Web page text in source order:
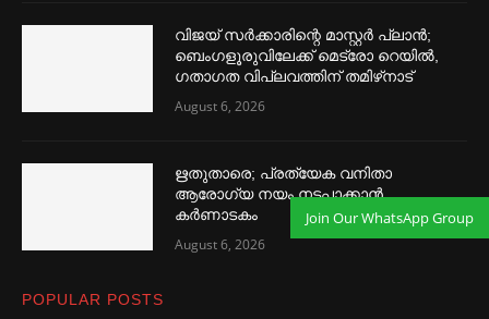
വിജയ് സര്‍ക്കാരിന്റെ മാസ്റ്റര്‍ പ്ലാന്‍;
ബെംഗളൂരുവിലേക്ക് മെട്രോ റെയില്‍,
ഗതാഗത വിപ്ലവത്തിന് തമിഴ്‌നാട്
August 6, 2026
ഋതുതാരെ; പ്രത്യേക വനിതാ
ആരോഗ്യ നയം നടപ്പാക്കാൻ
കര്‍ണാടകം
August 6, 2026
POPULAR POSTS
Join Our WhatsApp Group